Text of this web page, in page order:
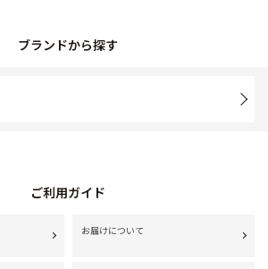
ブランドから探す
ご利用ガイド
お届けについて